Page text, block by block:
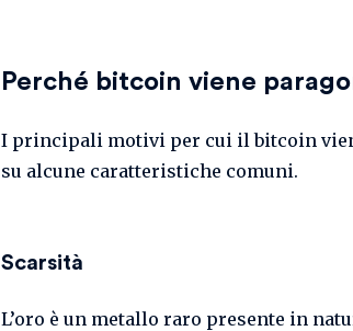
Perché bitcoin viene
I principali motivi per cui il bitcoin
su alcune caratteristiche comuni.
Scarsità
L’oro è un metallo raro presente in